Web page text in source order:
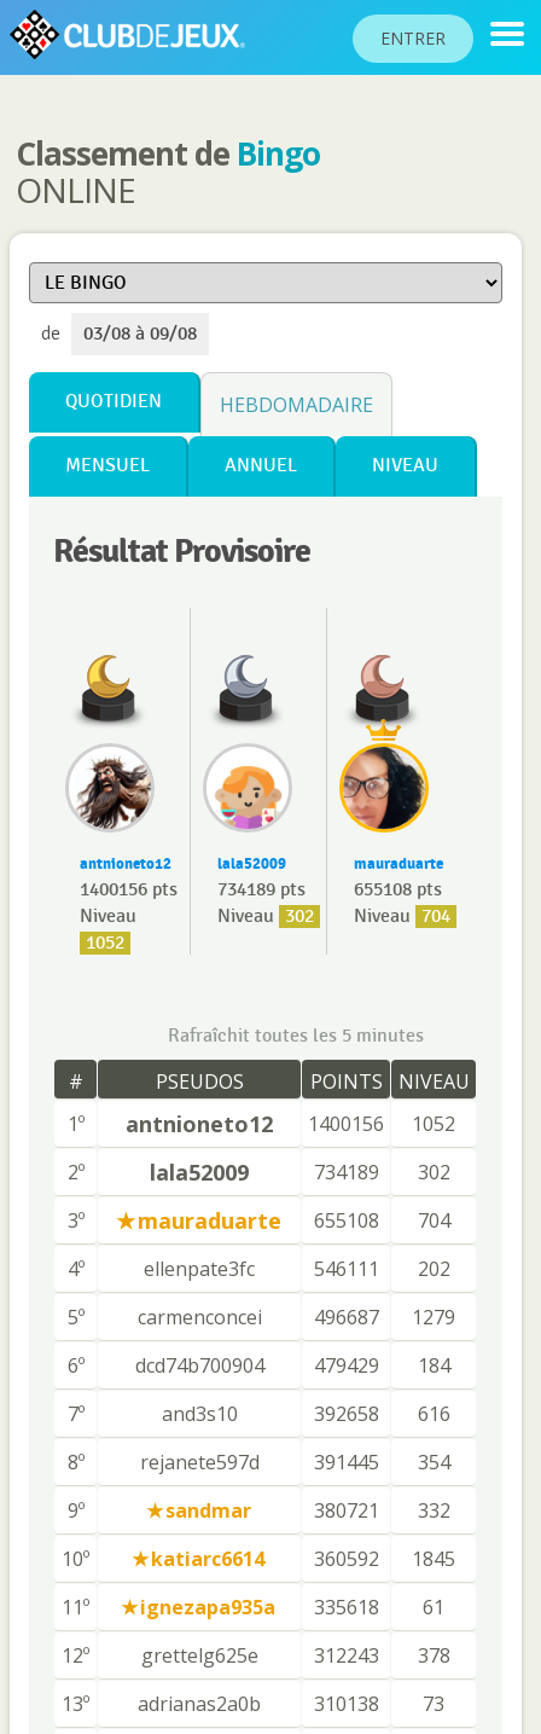
ENTRER
CLASSEMENTS
TOURNOIS
COMMUNAUTÉ
AIDE
PASSEPORT
JOUER
Classement de Bingo
ONLINE
de 03/08 à 09/08
QUOTIDIEN HEBDOMADAIRE
MENSUEL ANNUEL NIVEAU
Résultat Provisoire
antnioneto12
1400156 pts
Niveau
1052
lala52009
734189 pts
Niveau 302
mauraduarte
655108 pts
Niveau 704
Rafraîchit toutes les 5 minutes
# PSEUDOS POINTS
NIVEAU
1º
antnioneto12 1400156
1052
2º
lala52009 734189
302
3º
mauraduarte 655108
704
4º
ellenpate3fc 546111
202
5º
carmenconcei 496687
1279
6º
dcd74b700904 479429
184
7º
and3s10 392658
616
8º
rejanete597d 391445
354
9º
sandmar 380721
332
10º
katiarc6614 360592
1845
11º
ignezapa935a 335618
61
12º
grettelg625e 312243
378
13º
adrianas2a0b 310138
73